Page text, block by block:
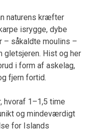
naturens kræfter
isrygge, dybe
– såkaldte moulins –
gletsjeren. Hist og her
i form af askelag,
fjern fortid.
hvoraf 1–1,5 time
og mindeværdigt
for Islands